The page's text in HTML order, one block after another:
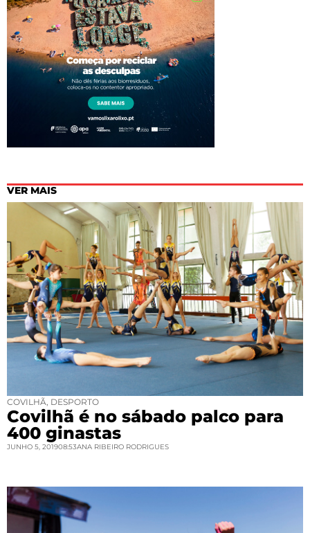
VER MAIS
COVILHÃ DESPORTO
Covilhã é no sábado palco para
400 ginastas
JUNHO 5, 201908:53ANA RIBEIRO RODRIGUES